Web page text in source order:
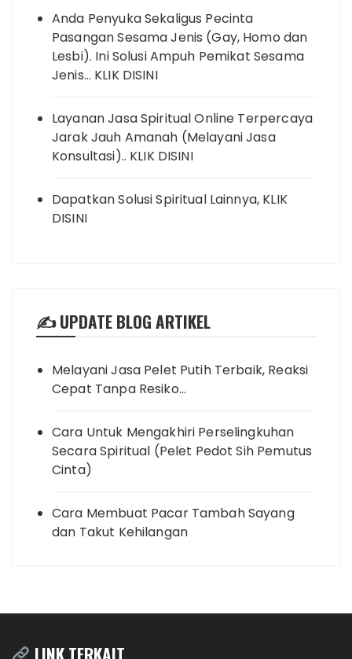
Anda Penyuka Sekaligus Pecinta
Pasangan Sesama Jenis (Gay, Homo dan
Lesbi). Ini Solusi Ampuh Pemikat Sesama
Jenis… KLIK DISINI
Layanan Jasa Spiritual Online Terpercaya
Jarak Jauh Amanah (Melayani Jasa
Konsultasi).. KLIK DISINI
Dapatkan Solusi Spiritual Lainnya, KLIK
DISINI
✍️ UPDATE BLOG ARTIKEL
Melayani Jasa Pelet Putih Terbaik, Reaksi
Cepat Tanpa Resiko…
Cara Untuk Mengakhiri Perselingkuhan
Secara Spiritual (Pelet Pedot Sih Pemutus
Cinta)
Cara Membuat Pacar Tambah Sayang
dan Takut Kehilangan